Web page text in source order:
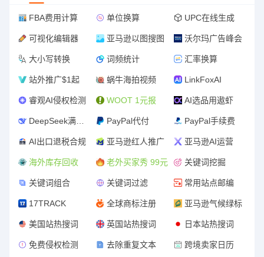
FBA费用计算 单位换算 UPC在线生成
可视化编辑器 亚马逊以图搜图 沃尔玛广告峰会
大小写转换 词频统计 汇率换算
站外推广$1起 蜗牛海拍视频 LinkFoxAI
睿观AI侵权检测 WOOT 1元报 AI选品用遨虾
PayPal代付 PayPal手续费
AI出口退税合规 亚马逊红人推广 亚马逊AI运营
海外库存回收 老外买家秀 99元 关键词挖掘
关键词组合 关键词过滤 常用站点邮编
17TRACK 全球商标注册 亚马逊气候绿标
美国站热搜词 英国站热搜词 日本站热搜词
免费侵权检测 去除重复文本 跨境卖家日历